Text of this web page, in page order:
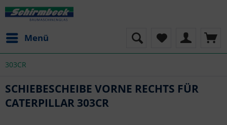
Menü
303CR
SCHIEBESCHEIBE VORNE RECHTS FÜR
CATERPILLAR 303CR